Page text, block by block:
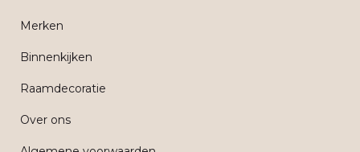
Merken
Binnenkijken
Raamdecoratie
Over ons